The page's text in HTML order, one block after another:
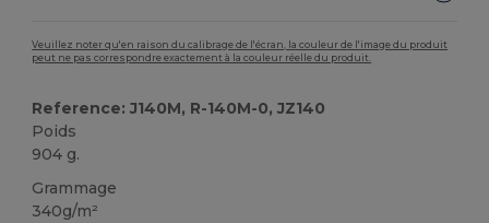
Veuillez noter qu'en raison du calibrage de l'écran, la couleur de l'image du produit
peut ne pas correspondre exactement à la couleur réelle du produit.
Reference: J140M, R-140M-0, JZ140
Poids
904 g.
Grammage
340g/m²